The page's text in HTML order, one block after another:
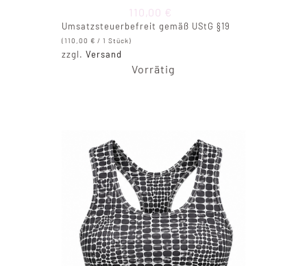
110,00 €
Umsatzsteuerbefreit gemäß UStG §19
(110,00€ / 1 Stück)
zzgl.Versand
Vorrätig